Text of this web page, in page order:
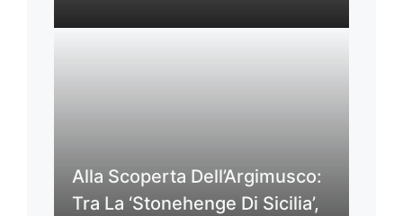
Alla Scoperta Dell’Argimusco:
Tra La ‘Stonehenge Di Sicilia’,